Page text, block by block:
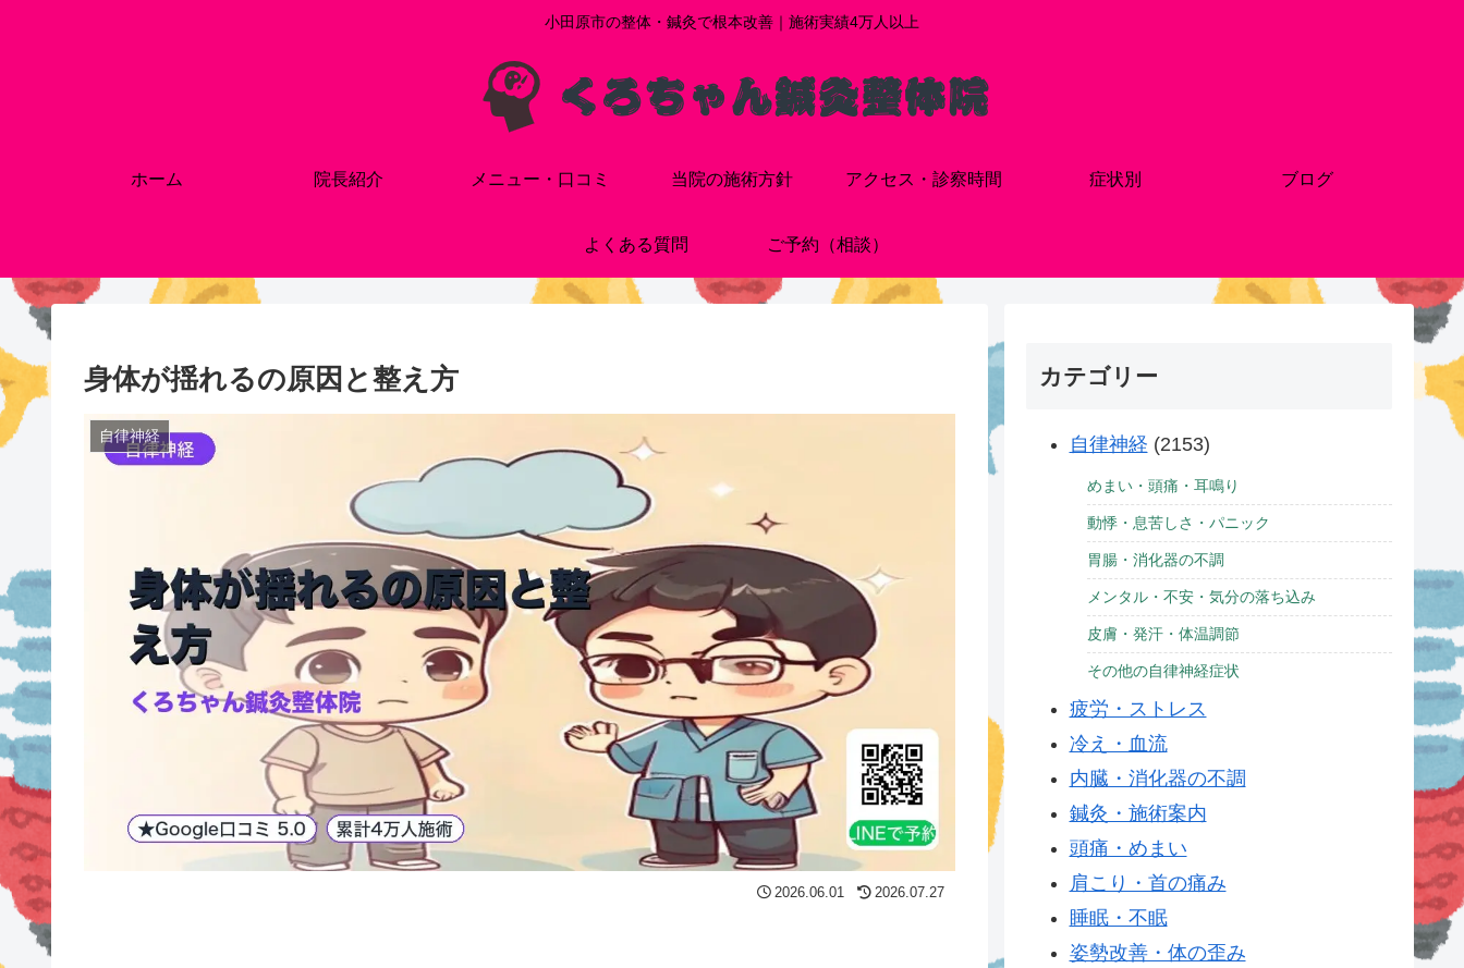
小田原市の整体・鍼灸で根本改善｜施術実績4万人以上
ホーム 院長紹介 メニュー・口コミ 当院の施術方針 アクセス・診察時間 症状別 ブログ
よくある質問 ご予約（相談）
身体が揺れるの原因と整え方
自律神経
2026.06.01 2026.07.27
カテゴリー
自律神経 (2153)
めまい・頭痛・耳鳴り
動悸・息苦しさ・パニック
胃腸・消化器の不調
メンタル・不安・気分の落ち込み
皮膚・発汗・体温調節
その他の自律神経症状
疲労・ストレス
冷え・血流
内臓・消化器の不調
鍼灸・施術案内
頭痛・めまい
肩こり・首の痛み
睡眠・不眠
姿勢改善・体の歪み